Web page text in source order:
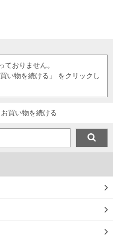
おりません。
い物を続ける」 をクリックし
買い物を続ける